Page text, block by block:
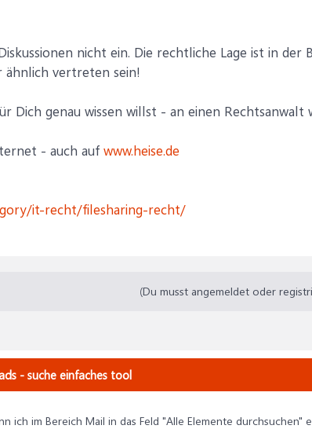
nicht ein. Die rechtliche Lage ist in der
ähnlich vertreten sein!
Dich genau wissen willst - an einen Rechtsanwalt
- auch auf www.heise.de
it-recht/filesharing-recht/
(Du musst angemeldet oder
- suche einfaches tool
ich im Bereich Mail in das Feld "Alle Elemente